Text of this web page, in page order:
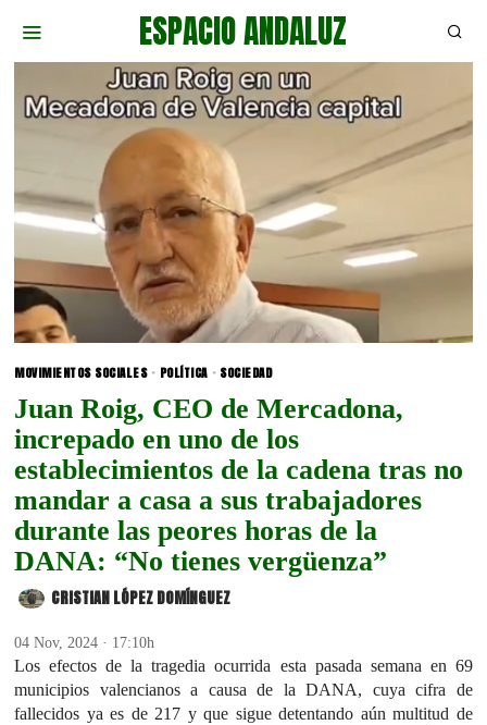
ESPACIO ANDALUZ
MOVIMIENTOS SOCIALES · POLÍTICA · SOCIEDAD
Juan Roig, CEO de Mercadona,
increpado en uno de los
establecimientos de la cadena tras no
mandar a casa a sus trabajadores
durante las peores horas de la
DANA: “No tienes vergüenza”
CRISTIAN LÓPEZ DOMÍNGUEZ
04 Nov, 2024 · 17:10h
Los efectos de la tragedia ocurrida esta pasada semana en 69
municipios valencianos a causa de la DANA, cuya cifra de
fallecidos ya es de 217 y que sigue detentando aún multitud de